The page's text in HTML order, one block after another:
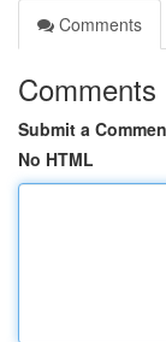
Comments
Comments
Submit a
No HTML